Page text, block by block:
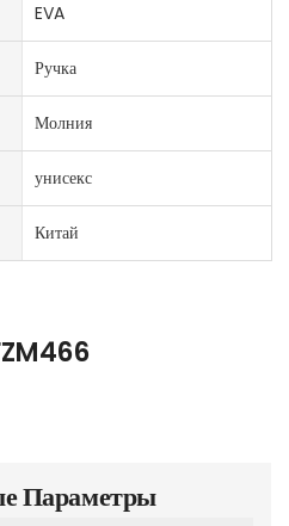
EVA
Ручка
Молния
унисекс
Китай
Параметры